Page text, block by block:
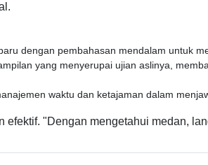
dengan pembahasan mendalam untuk
yang menyerupai ujian aslinya,
waktu dan ketajaman dalam
efektif. "Dengan mengetahui medan,